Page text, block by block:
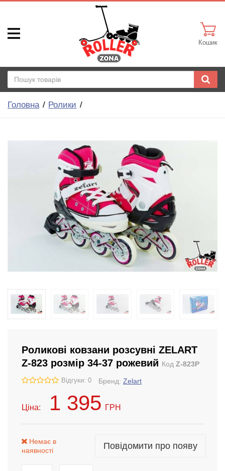
Кошик
Головна Ролики
Роликові ковзани розсувні ZELART
Z-823 розмір 34-37 рожевий Код Z-823P
Відгуки: 0 Бренд: Zelart
Ціна: 1 395 ГРН
Немає в
наявності
Повідомити про появу